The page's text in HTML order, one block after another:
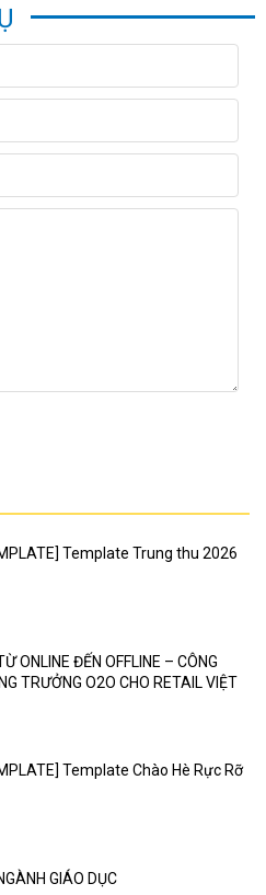
Template Trung thu 2026
ONLINE ĐẾN OFFLINE – CÔNG
TRƯỞNG O2O CHO RETAIL VIỆT
Template Chào Hè Rực Rỡ
GIÁO DỤC